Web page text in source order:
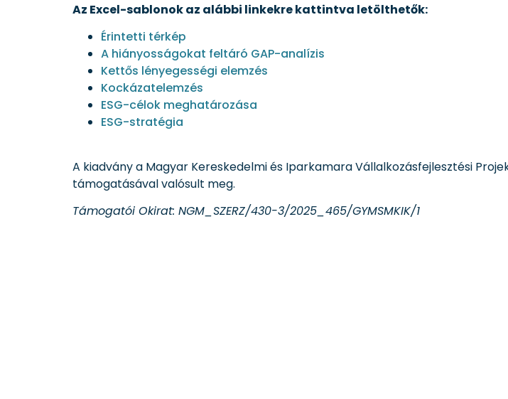
Az Excel-sablonok az alábbi linkekre kattintva letölthetők:
Érintetti térkép
A hiányosságokat feltáró GAP-analízis
Kettős lényegességi elemzés
Kockázatelemzés
ESG-célok meghatározása
ESG-stratégia
A kiadvány a Magyar Kereskedelmi és Iparkamara Vállalkozásfejlesztési
támogatásával valósult meg.
Támogatói Okirat: NGM_SZERZ/430-3/2025_465/GYMSMKIK/1